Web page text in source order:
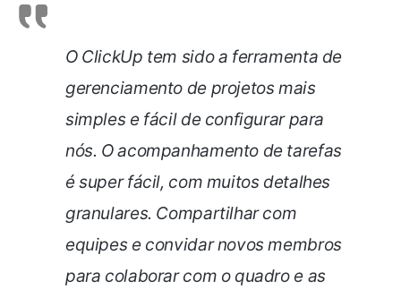
O ClickUp tem sido a ferramenta de
gerenciamento de projetos mais
simples e fácil de configurar para
nós. O acompanhamento de tarefas
é super fácil, com muitos detalhes
granulares. Compartilhar com
equipes e convidar novos membros
para colaborar com o quadro e as